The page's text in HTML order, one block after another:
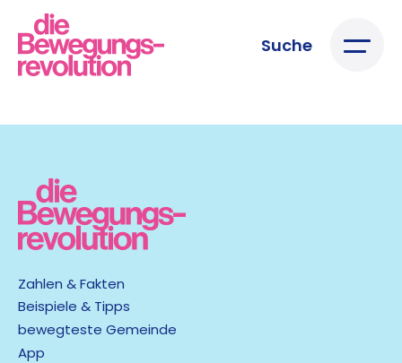
Suche
Zahlen & Fakten
Beispiele & Tipps
bewegteste Gemeinde
App